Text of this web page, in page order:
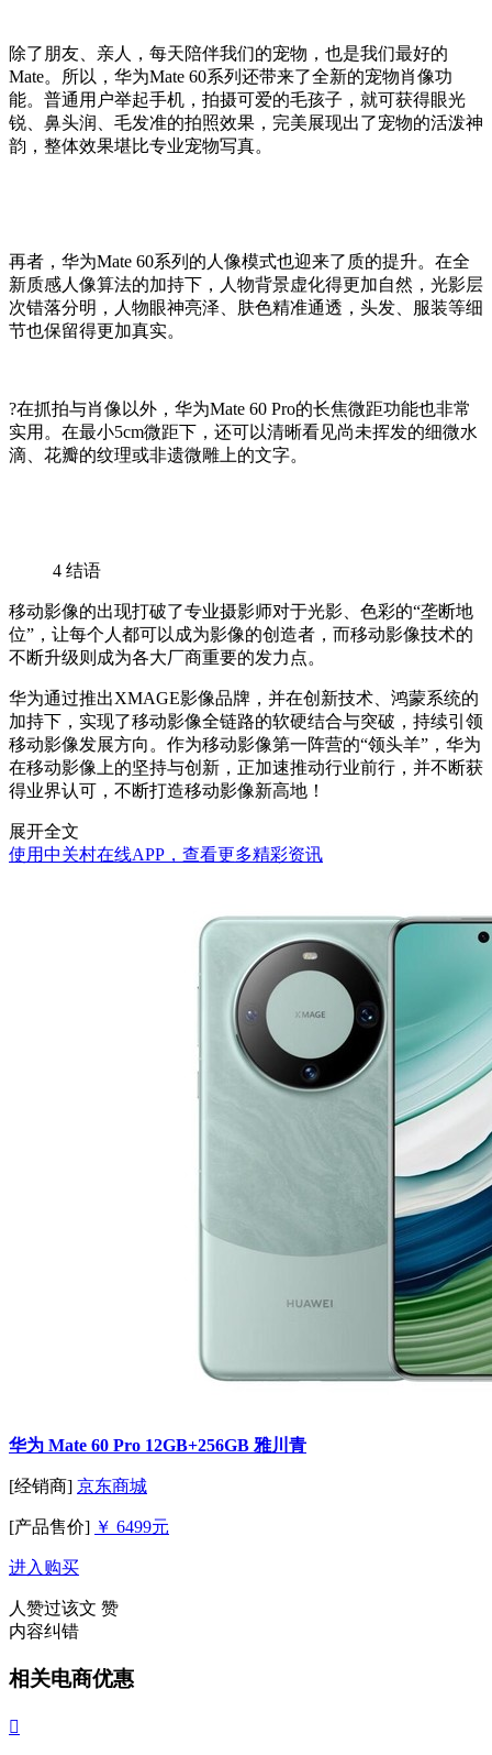
除了朋友、亲人，每天陪伴我们的宠物，也是我们最好的
Mate。所以，华为Mate 60系列还带来了全新的宠物肖像功
能。普通用户举起手机，拍摄可爱的毛孩子，就可获得眼光
锐、鼻头润、毛发准的拍照效果，完美展现出了宠物的活泼神
韵，整体效果堪比专业宠物写真。
再者，华为Mate 60系列的人像模式也迎来了质的提升。在全
新质感人像算法的加持下，人物背景虚化得更加自然，光影层
次错落分明，人物眼神亮泽、肤色精准通透，头发、服装等细
节也保留得更加真实。
?在抓拍与肖像以外，华为Mate 60 Pro的长焦微距功能也非常
实用。在最小5cm微距下，还可以清晰看见尚未挥发的细微水
滴、花瓣的纹理或非遗微雕上的文字。
4 结语
移动影像的出现打破了专业摄影师对于光影、色彩的“垄断地
位”，让每个人都可以成为影像的创造者，而移动影像技术的
不断升级则成为各大厂商重要的发力点。
华为通过推出XMAGE影像品牌，并在创新技术、鸿蒙系统的
加持下，实现了移动影像全链路的软硬结合与突破，持续引领
移动影像发展方向。作为移动影像第一阵营的“领头羊”，华为
在移动影像上的坚持与创新，正加速推动行业前行，并不断获
得业界认可，不断打造移动影像新高地！
展开全文
使用中关村在线APP，查看更多精彩资讯
华为 Mate 60 Pro 12GB+256GB 雅川青
[经销商] 京东商城
[产品售价] ￥ 6499元
进入购买
人赞过该文 赞
内容纠错
相关电商优惠
